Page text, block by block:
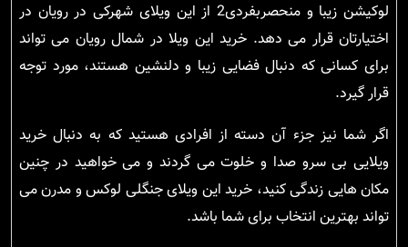
لوکیشن زیبا و منحصربفردی2 از این ویلای شهرکی در رویان در
اختیارتان قرار می دهد. خرید این ویلا در شمال رویان می تواند
برای کسانی که دنبال فضایی زیبا و دلنشین هستند، مورد توجه
قرار گیرد.
اگر شما نیز جزء آن دسته از افرادی هستید که به دنبال خرید
ویلایی بی سرو صدا و خلوت می گردند و می خواهید در چنین
مکان هایی زندگی کنید، خرید این ویلای جنگلی لوکس و مدرن می
تواند بهترین انتخاب برای شما باشد.